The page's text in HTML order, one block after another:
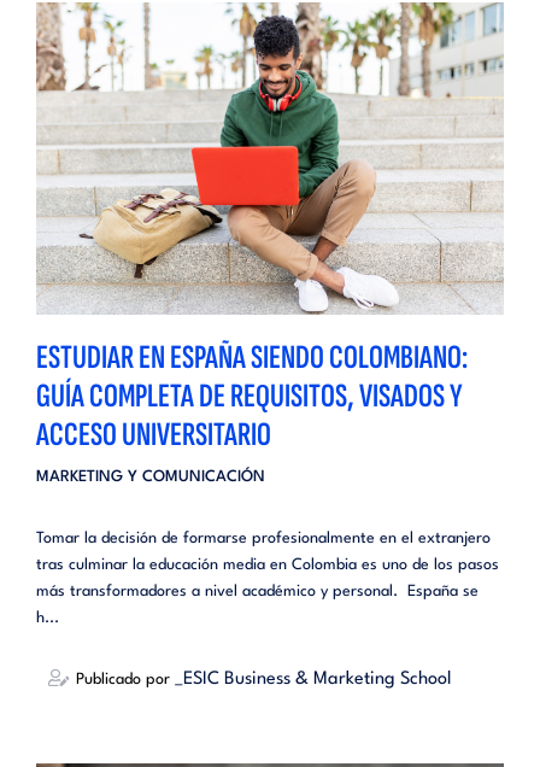
ESTUDIAR EN ESPAÑA SIENDO COLOMBIANO:
GUÍA COMPLETA DE REQUISITOS, VISADOS Y
ACCESO UNIVERSITARIO
MARKETING Y COMUNICACIÓN
Tomar la decisión de formarse profesionalmente en el extranjero
tras culminar la educación media en Colombia es uno de los pasos
más transformadores a nivel académico y personal. España se
h...
Publicado por _ESIC Business & Marketing School